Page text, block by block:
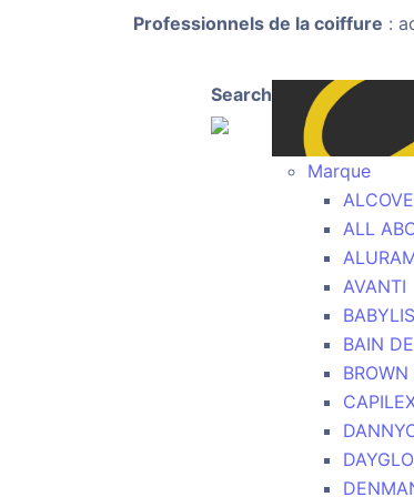
Professionnels de la coiffure :
Search
Marque
ALCOVE
ALL
AVANTI
BAIN